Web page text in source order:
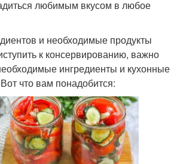
любимым вкусом в любое
и необходимые продукты
к консервированию, важно
ингредиенты и кухонные
что вам понадобится: